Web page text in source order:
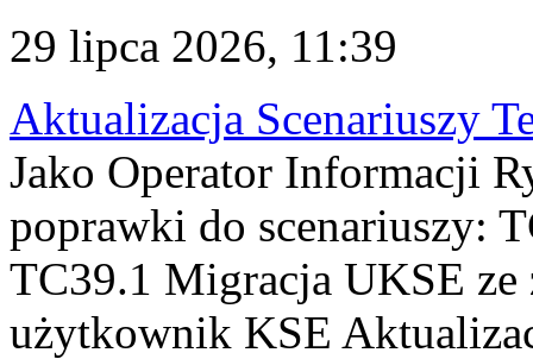
29 lipca 2026, 11:39
Aktualizacja Scenariuszy
Jako Operator Informacji
poprawki do scenariuszy:
TC39.1 Migracja UKSE
użytkownik KSE